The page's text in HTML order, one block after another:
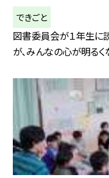
できごと
図書委員会が１年生に
が、みんなの心が明るく